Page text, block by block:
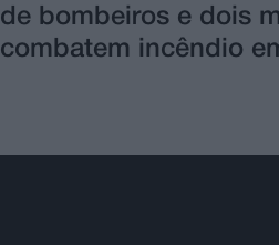
de bombeiros e dois
combatem incêndio